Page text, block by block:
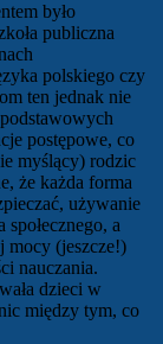
było
publiczna
polskiego czy
ten jednak nie
postępowe, co
myślący) rodzic
że każda forma
używanie
a
mocy (jeszcze!)
nauczania.
dzieci w
między tym, co